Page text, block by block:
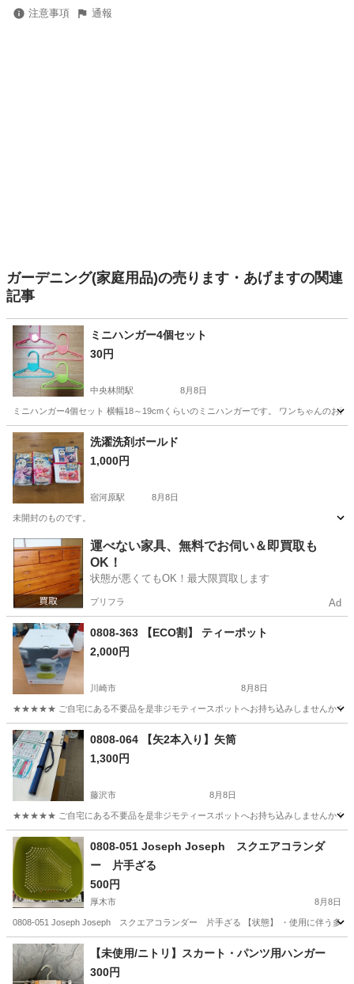
注意事項 通報
ガーデニング(家庭用品)の売ります・あげますの関連
記事
ミニハンガー4個セット
30円
中央林間駅 8月8日
ミニハンガー4個セット 横幅18～19cmくらいのミニハンガーです。 ワンちゃんのお
神奈川 大和市 中央林間駅 洗濯用品
洗濯洗剤ボールド
1,000円
宿河原駅 8月8日
未開封のものです。
神奈川 川崎市 宿河原駅 洗濯用品
運べない家具、無料でお伺い＆即買取も
OK！
状態が悪くてもOK！最大限買取します
プリフラ Ad
0808-363 【ECO割】 ティーポット
2,000円
川崎市 8月8日
★★★★★ ご自宅にある不要品を是非ジモティースポットへお持ち込みしませんか？
神奈川 川崎市 ティーポット
0808-064 【矢2本入り】矢筒
1,300円
藤沢市 8月8日
★★★★★ ご自宅にある不要品を是非ジモティースポットへお持ち込みしませんか？
神奈川 藤沢市 0808-051 Joseph Joseph スクエアコランダ
ー 片手ざる
500円
厚木市 8月8日
0808-051 Joseph Joseph スクエアコランダー 片手ざる 【状態】 ・使用に伴う多少
神奈川 厚木市 調理器具 コランダー
【未使用/ニトリ】スカート・パンツ用ハンガー
300円